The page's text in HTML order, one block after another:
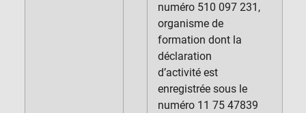
numéro 510 097 231,
organisme de
formation dont la
déclaration
d’activité est
enregistrée sous le
numéro 11 75 47839